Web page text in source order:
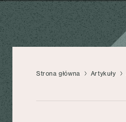
Strona główna Artykuły